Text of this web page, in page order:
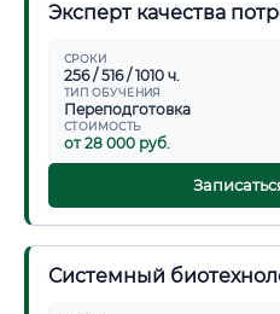
Эксперт качества
СРОКИ
256 / 516 / 1010 ч.
ТИП ОБУЧЕНИЯ
Переподготовка
СТОИМОСТЬ
от 28 000 руб.
Системный